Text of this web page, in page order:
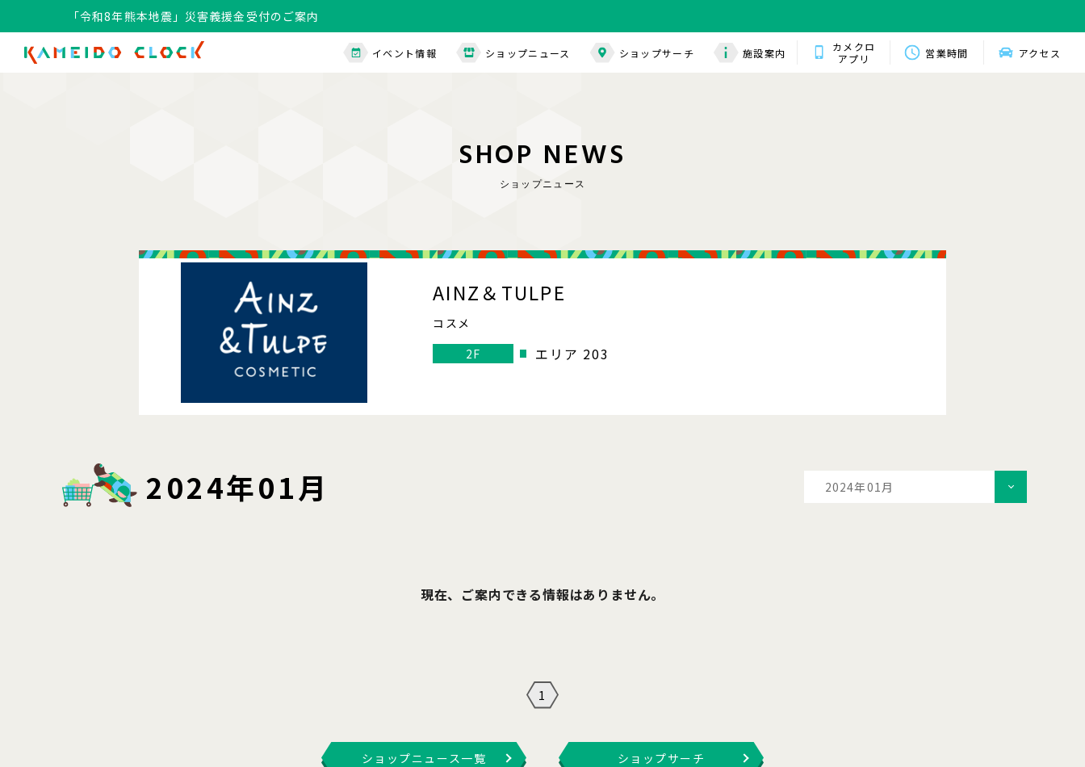
「令和8年熊本地震」災害義援金受付のご案内
イベント情報 ショップニュース ショップサーチ 施設案内
カメクロ
アプリ
営業時間 アクセス
SHOP NEWS
ショップニュース
AINZ＆TULPE
コスメ
2F
エリア 203
2024年01月
2024年01月
現在、ご案内できる情報はありません。
1
ショップニュース一覧 ショップサーチ